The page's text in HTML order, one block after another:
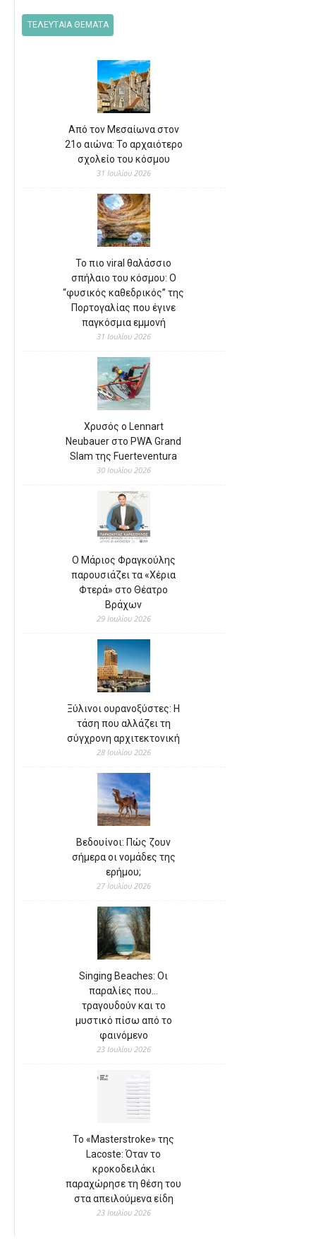
ΤΕΛΕΥΤΑΙΑ ΘΕΜΑΤΑ
Από τον Μεσαίωνα στον
21ο αιώνα: Το αρχαιότερο
σχολείο του κόσμου
31 Ιουλίου 2026
Το πιο viral θαλάσσιο
σπήλαιο του κόσμου: Ο
“φυσικός καθεδρικός” της
Πορτογαλίας που έγινε
παγκόσμια εμμονή
31 Ιουλίου 2026
Χρυσός ο Lennart
Neubauer στο PWA Grand
Slam της Fuerteventura
30 Ιουλίου 2026
Ο Μάριος Φραγκούλης
παρουσιάζει τα «Χέρια
Φτερά» στο Θέατρο
Βράχων
29 Ιουλίου 2026
Ξύλινοι ουρανοξύστες: Η
τάση που αλλάζει τη
σύγχρονη αρχιτεκτονική
28 Ιουλίου 2026
Βεδουίνοι: Πώς ζουν
σήμερα οι νομάδες της
ερήμου;
27 Ιουλίου 2026
Singing Beaches: Οι
παραλίες που…
τραγουδούν και το
μυστικό πίσω από το
φαινόμενο
23 Ιουλίου 2026
Το «Masterstroke» της
Lacoste: Όταν το
κροκοδειλάκι
παραχώρησε τη θέση του
στα απειλούμενα είδη
23 Ιουλίου 2026